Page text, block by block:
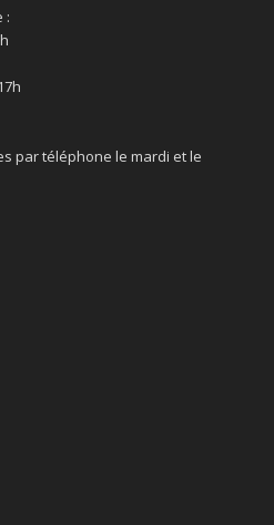
:
par téléphone le mardi et le